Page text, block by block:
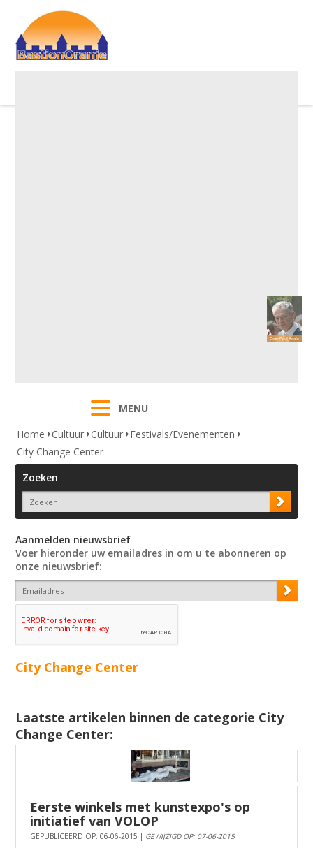
MENU
Home
Cultuur Cultuur Festivals/Evenementen
City Change Center
Zoeken
Aanmelden nieuwsbrief
Voer hieronder uw emailadres in om u te abonneren op
onze nieuwsbrief:
City Change Center
Laatste artikelen binnen de categorie City
Change Center:
Eerste winkels met kunstexpo's op
initiatief van VOLOP
GEPUBLICEERD OP: 06-06-2015 | GEWIJZIGD OP: 07-06-2015